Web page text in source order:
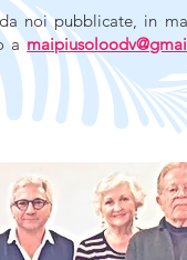
noi pubblicate, in
a